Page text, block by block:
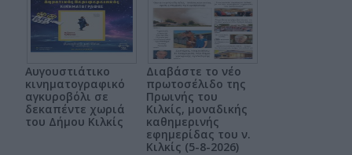
Αυγουστιάτικο
κινηματογραφικό
αγκυροβόλι σε
δεκαπέντε χωριά
του Δήμου Κιλκίς
Διαβάστε το νέο
πρωτοσέλιδο της
Πρωινής του
Κιλκίς, μοναδικής
καθημερινής
εφημερίδας του ν.
Κιλκίς (5-8-2026)